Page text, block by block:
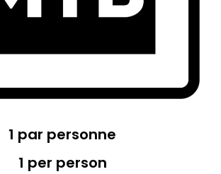
1 par personne
1 per person